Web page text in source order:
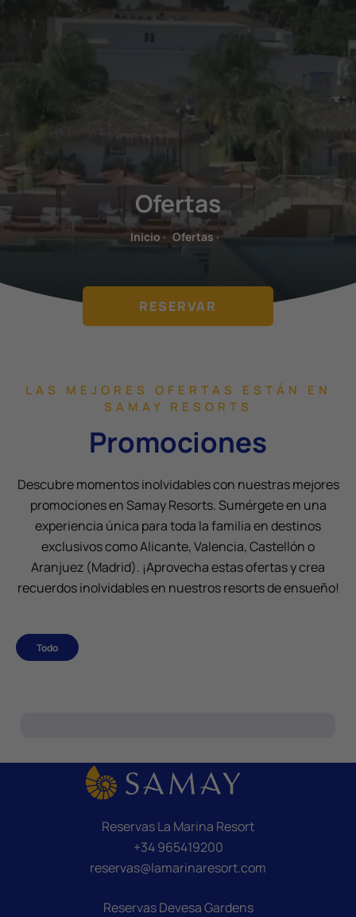
Ofertas
Inicio · Ofertas ·
RESERVAR
LAS MEJORES OFERTAS ESTÁN EN
SAMAY RESORTS
Promociones
Descubre momentos inolvidables con nuestras mejores
promociones en Samay Resorts. Sumérgete en una
experiencia única para toda la familia en destinos
exclusivos como Alicante, Valencia, Castellón o
Aranjuez (Madrid). ¡Aprovecha estas ofertas y crea
recuerdos inolvidables en nuestros resorts de ensueño!
Todo
Reservas La Marina Resort
+34 965419200
reservas@lamarinaresort.com
Reservas Devesa Gardens